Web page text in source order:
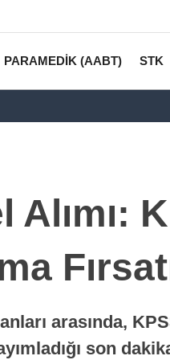
PARAMEDİK (AABT) STK
arasında,
son